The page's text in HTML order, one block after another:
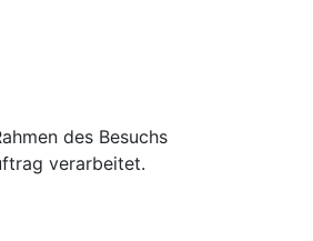
des Besuchs
verarbeitet.